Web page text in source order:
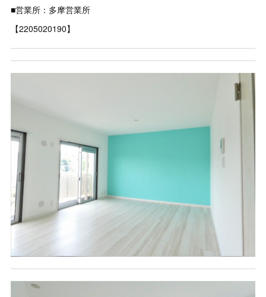
■営業所：多摩営業所
【2205020190】